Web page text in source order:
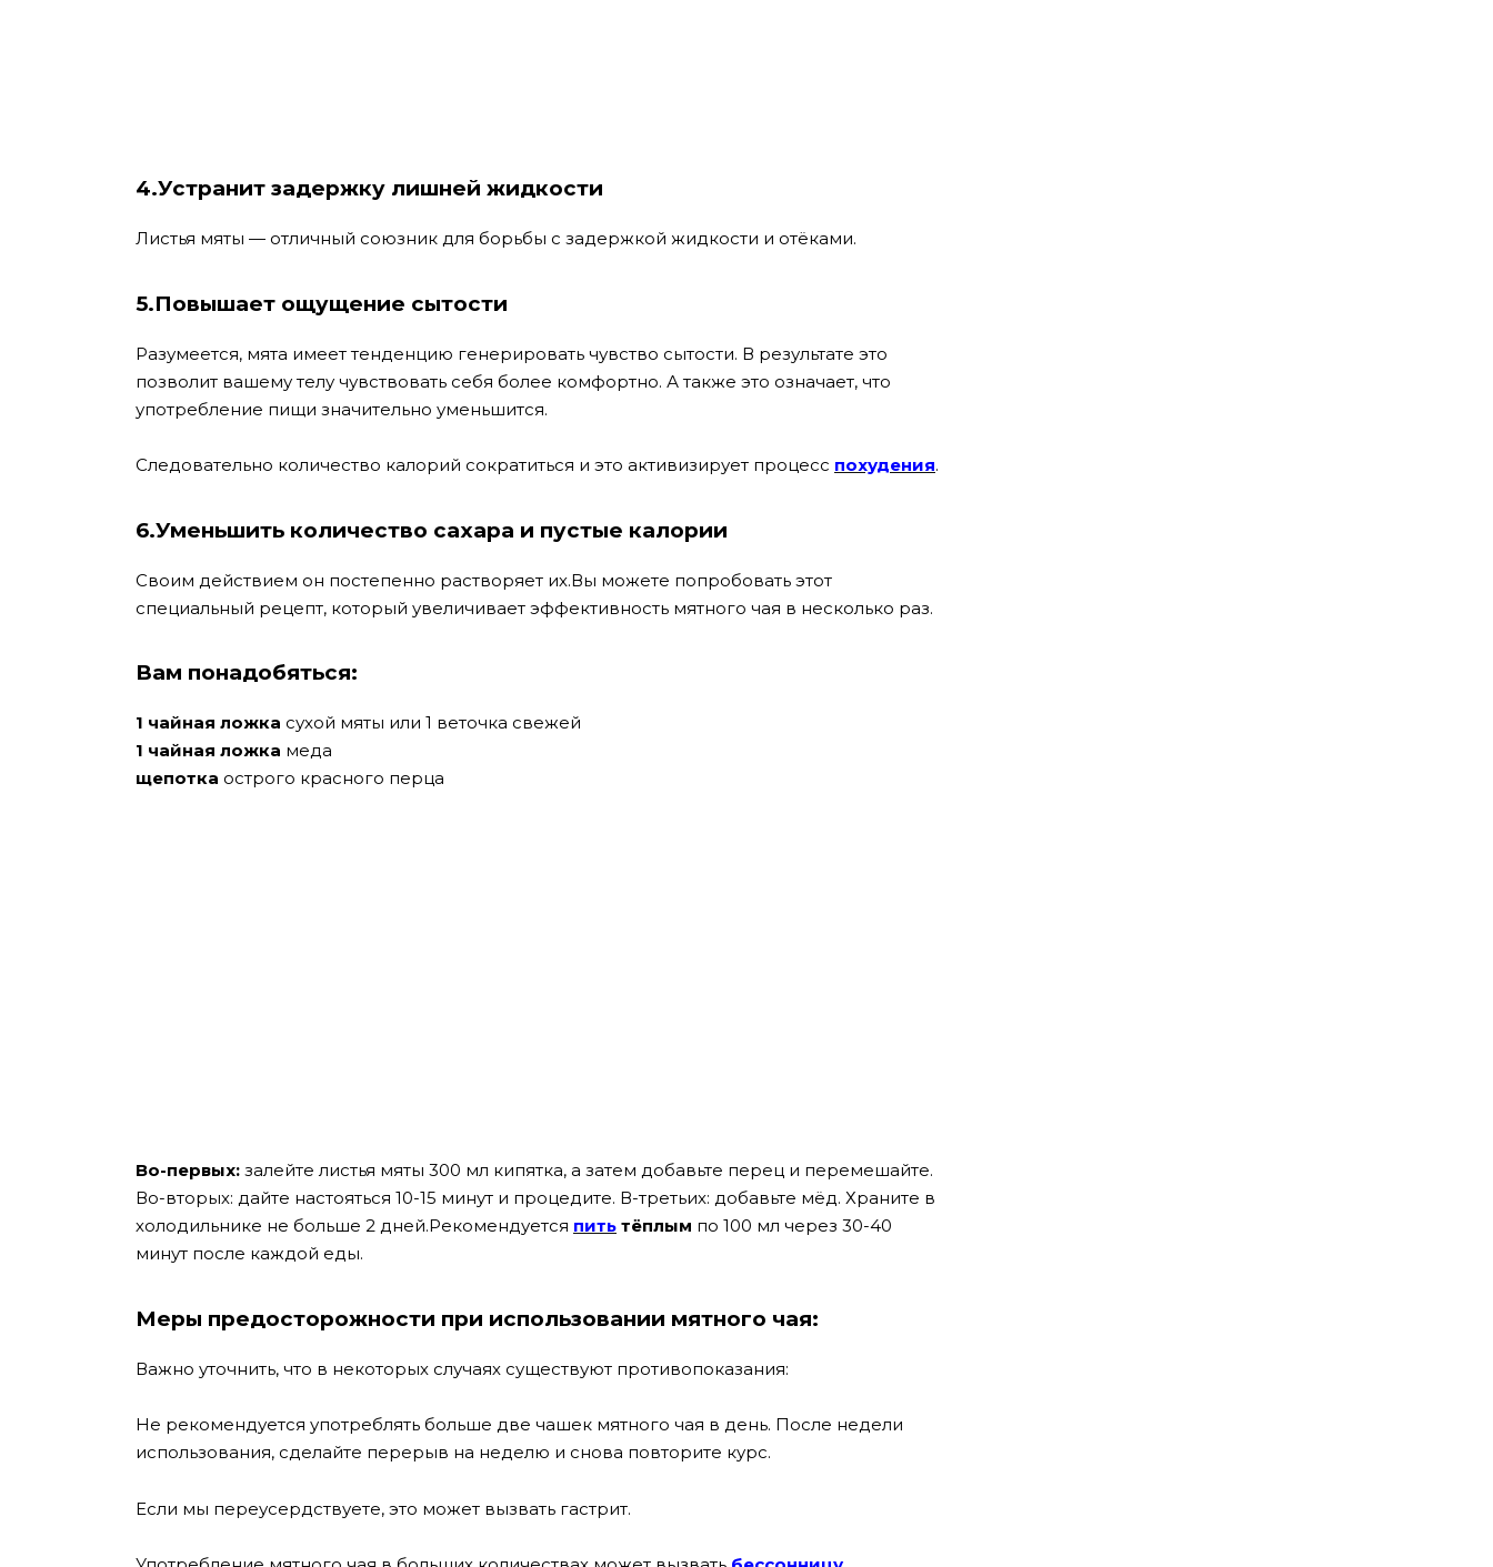
4.Устранит задержку лишней жидкости
Листья мяты — отличный союзник для борьбы с задержкой жидкости и отёками.
5.Повышает ощущение сытости
Разумеется, мята имеет тенденцию генерировать чувство сытости. В результате это
позволит вашему телу чувствовать себя более комфортно. А также это означает, что
употребление пищи значительно уменьшится.
Следовательно количество калорий сократиться и это активизирует процесс похудения.
6.Уменьшить количество сахара и пустые калории
Своим действием он постепенно растворяет их.Вы можете попробовать этот
специальный рецепт, который увеличивает эффективность мятного чая в несколько раз.
Вам понадобяться:
1 чайная ложка сухой мяты или 1 веточка свежей
1 чайная ложка меда
щепотка острого красного перца
Во-первых: залейте листья мяты 300 мл кипятка, а затем добавьте перец и перемешайте.
Во-вторых: дайте настояться 10-15 минут и процедите. В-третьих: добавьте мёд. Храните в
холодильнике не больше 2 дней.Рекомендуется пить тёплым по 100 мл через 30-40
минут после каждой еды.
Меры предосторожности при использовании мятного чая:
Важно уточнить, что в некоторых случаях существуют противопоказания:
Не рекомендуется употреблять больше две чашек мятного чая в день. После недели
использования, сделайте перерыв на неделю и снова повторите курс.
Если мы переусердствуете, это может вызвать гастрит.